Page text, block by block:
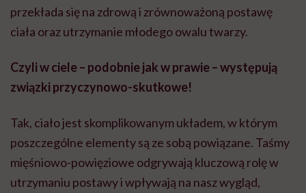
przekłada się na zdrową i zrównoważoną postawę
ciała oraz utrzymanie młodego owalu twarzy.
Czyli w ciele – podobnie jak w prawie – występują
związki przyczynowo-skutkowe!
Tak, ciało jest skomplikowanym układem, w którym
poszczególne elementy są ze sobą powiązane. Taśmy
mięśniowo-powięziowe odgrywają kluczową rolę w
utrzymaniu postawy i wpływają na nasz wygląd,